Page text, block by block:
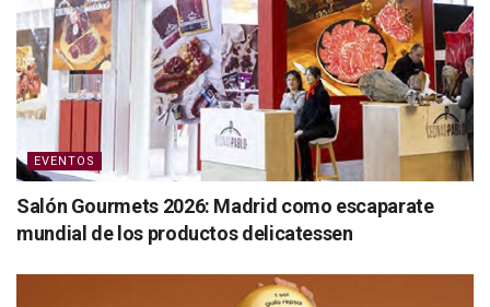
EVENTOS
Salón Gourmets 2026: Madrid como escaparate
mundial de los productos delicatessen